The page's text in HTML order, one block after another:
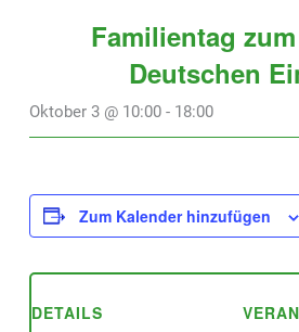
Familientag
Deutschen
Oktober 3 @ 10:00 - 18:00
Zum Kalender hinzufügen
DETAILS